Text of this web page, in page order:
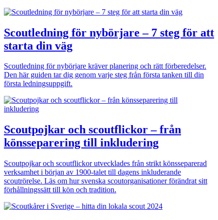
Scoutledning för nybörjare – 7 steg för att
starta din väg
Scoutledning för nybörjare kräver planering och rätt förberedelser.
Den här guiden tar dig genom varje steg från första tanken till din
första ledningsuppgift.
Scoutpojkar och scoutflickor – från
könsseparering till inkludering
Scoutpojkar och scoutflickor utvecklades från strikt könsseparerad
verksamhet i början av 1900-talet till dagens inkluderande
scoutrörelse. Läs om hur svenska scoutorganisationer förändrat sitt
förhållningssätt till kön och tradition.